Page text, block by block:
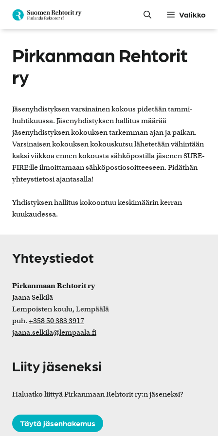
sisältöön
Valikko
Pirkanmaan Rehtorit
ry
Jäsenyhdistyksen varsinainen kokous pidetään tammi-
huhtikuussa. Jäsenyhdistyksen hallitus määrää
jäsenyhdistyksen kokouksen tarkemman ajan ja paikan.
Varsinaisen kokouksen kokouskutsu lähetetään vähintään
kaksi viikkoa ennen kokousta sähköpostilla jäsenen SURE-
FIRE:lle ilmoittamaan sähköpostiosoitteeseen. Pidäthän
yhteystietosi ajantasalla!
Yhdistyksen hallitus kokoontuu keskimäärin kerran
kuukaudessa.
Yhteystiedot
Pirkanmaan Rehtorit ry
Jaana Selkilä
Lempoisten koulu, Lempäälä
puh. +358 50 383 3917
jaana.selkila@lempaala.fi
Liity jäseneksi
Haluatko liittyä Pirkanmaan Rehtorit ry:n jäseneksi?
Täytä jäsenhakemus